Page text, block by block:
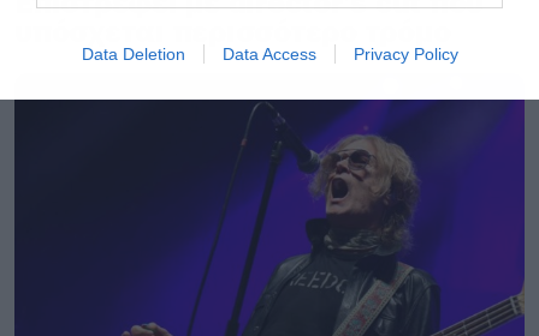
Data Deletion Data Access Privacy Policy